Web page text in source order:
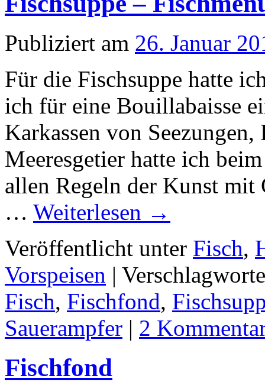
Publiziert am 26. Januar
Für die Fischsuppe hatte
ich für eine Bouillabaisse
Karkassen von
Meeresgetier hatte ich
allen Regeln der Kunst mit
… Weiterlesen →
Veröffentlicht unter Fisch,
Vorspeisen |
Fisch, Fischfond,
Sauerampfer | 2
Fischfond